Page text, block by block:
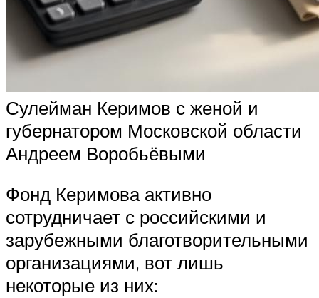
Сулейман Керимов с женой и
губернатором Московской области
Андреем Воробьёвыми
Фонд Керимова активно
сотрудничает с российскими и
зарубежными благотворительными
организациями, вот лишь
некоторые из них: